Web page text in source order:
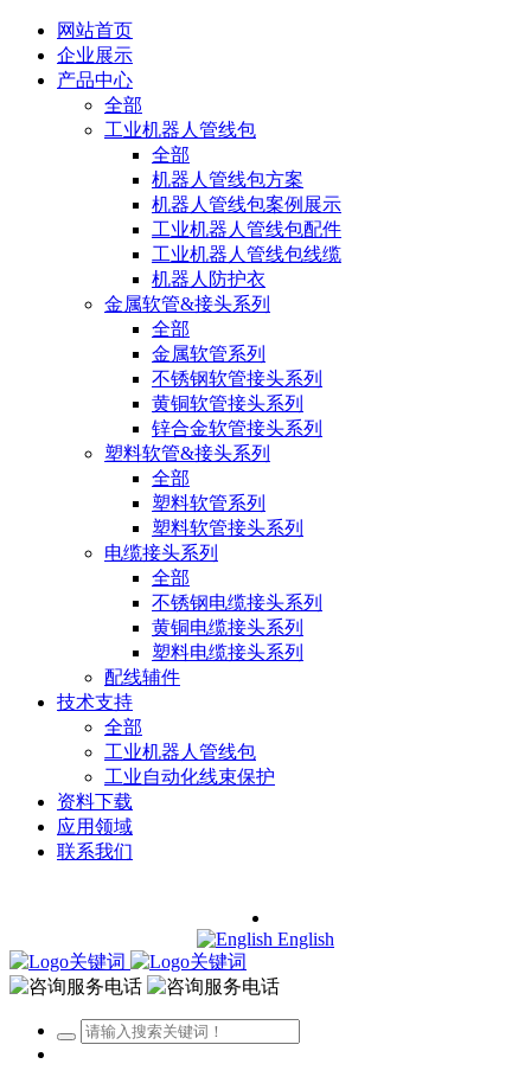
网站首页
企业展示
产品中心
全部
工业机器人管线包
全部
机器人管线包方案
机器人管线包案例展示
工业机器人管线包配件
工业机器人管线包线缆
机器人防护衣
金属软管&接头系列
全部
金属软管系列
不锈钢软管接头系列
黄铜软管接头系列
锌合金软管接头系列
塑料软管&接头系列
全部
塑料软管系列
塑料软管接头系列
电缆接头系列
全部
不锈钢电缆接头系列
黄铜电缆接头系列
塑料电缆接头系列
配线辅件
技术支持
全部
工业机器人管线包
工业自动化线束保护
资料下载
应用领域
联系我们
English